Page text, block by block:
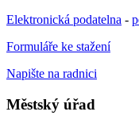
Elektronická podatelna -
Formuláře ke stažení
Napište na radnici
Městský úřad